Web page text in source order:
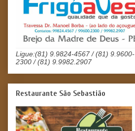
Ligue:(81) 9.9824-4567 / (81) 9.9600-
2300 / (81) 9.9982.2907
Restaurante São Sebastião